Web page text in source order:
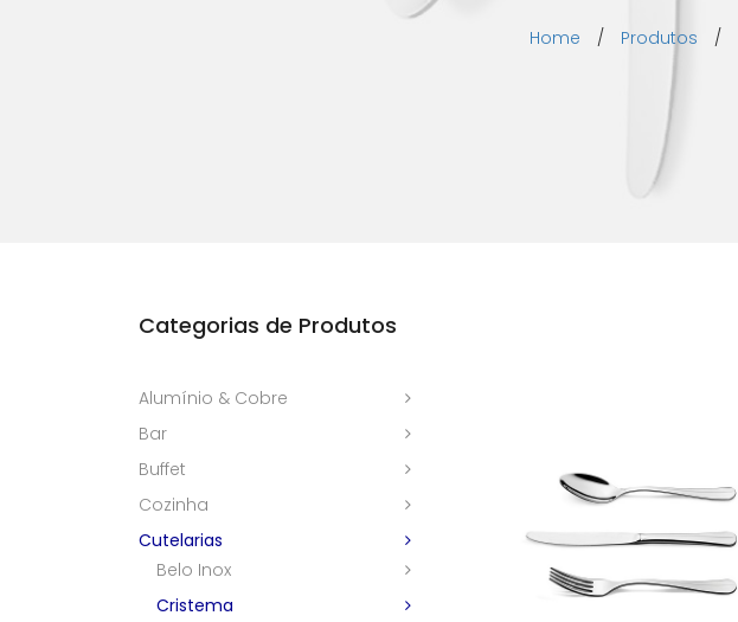
Home / Produtos /
Categorias de Produtos
Alumínio & Cobre
Bar
Buffet
Cozinha
Cutelarias
Belo Inox
Cristema